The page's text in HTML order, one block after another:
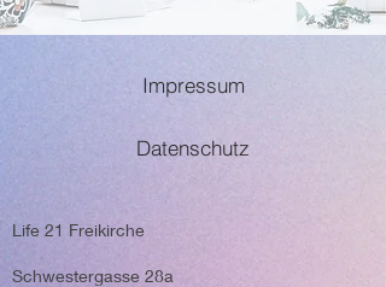
Impressum
Datenschutz
Life 21 Freikirche
Schwestergasse 28a